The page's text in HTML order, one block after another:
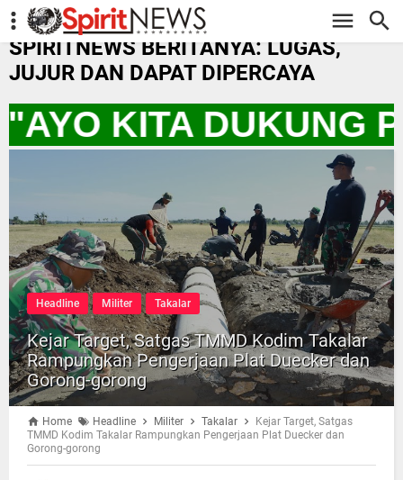
-->
SPIRITNEWS BERITANYA: LUGAS,
JUJUR DAN DAPAT DIPERCAYA
KITA DUKUNG
Headline Militer Takalar
Kejar Target, Satgas TMMD Kodim Takalar
Rampungkan Pengerjaan Plat Duecker dan
Gorong-gorong
Home Headline Militer Takalar
Kejar Target, Satgas
TMMD Kodim Takalar Rampungkan Pengerjaan Plat Duecker dan
Gorong-gorong